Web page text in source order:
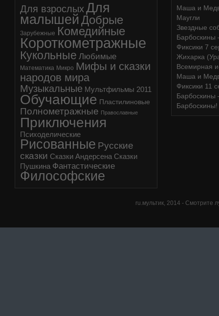
Для взрослых Для
малышей Добрые
Зарубежные Комедийные
Короткометражные
Кукольные Любимые
Математика Микро Мифы и сказки
народов мира
Музыкальные Мультфильмы 2011
Обучающие Пластилиновые
Полнометражные Православные
Приключения
Психоделические
Рисованные Русские
сказки Сказки Андерсена Сказки
Пушкина Фантастические
Философские
Маша и
Маугли
Звездные
Фиксики 7
Жихарка
Всемирная
Маша и
Фиксики 11
Барбоскины
ru.мультик, 2014 - Смотрите